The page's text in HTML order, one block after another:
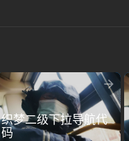
织梦二级下拉导航代
码
